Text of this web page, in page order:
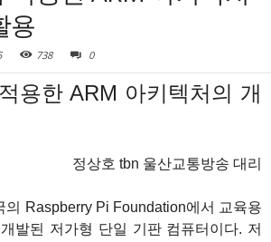
용
738 0
용한 ARM 아키텍처의 개
정상호 tbn 울산교통방송 대리
의 Raspberry Pi Foundation에서 교육용
발된 저가형 단일 기판 컴퓨터이다. 저